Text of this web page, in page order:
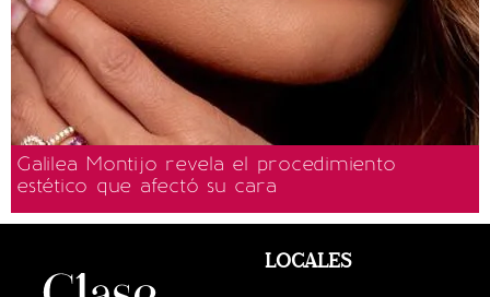
Galilea Montijo revela el procedimiento
estético que afectó su cara
LOCALES